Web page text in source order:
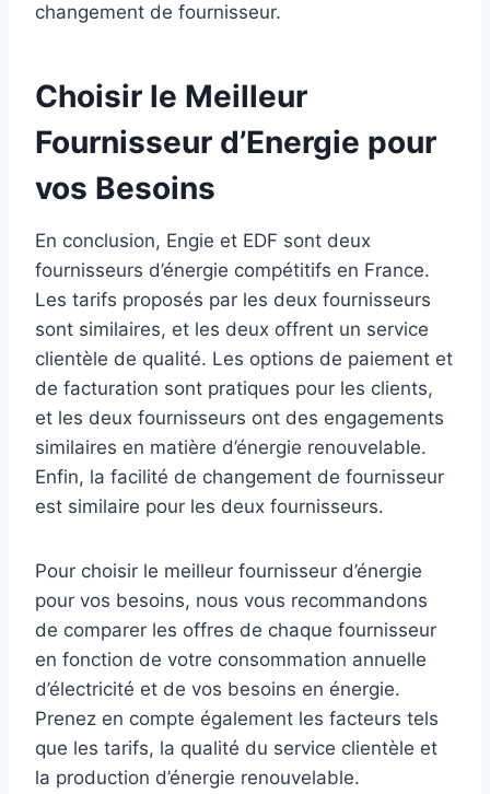
changement de fournisseur.
Choisir le Meilleur
Fournisseur d’Energie pour
vos Besoins
En conclusion, Engie et EDF sont deux
fournisseurs d’énergie compétitifs en France.
Les tarifs proposés par les deux fournisseurs
sont similaires, et les deux offrent un service
clientèle de qualité. Les options de paiement et
de facturation sont pratiques pour les clients,
et les deux fournisseurs ont des engagements
similaires en matière d’énergie renouvelable.
Enfin, la facilité de changement de fournisseur
est similaire pour les deux fournisseurs.
Pour choisir le meilleur fournisseur d’énergie
pour vos besoins, nous vous recommandons
de comparer les offres de chaque fournisseur
en fonction de votre consommation annuelle
d’électricité et de vos besoins en énergie.
Prenez en compte également les facteurs tels
que les tarifs, la qualité du service clientèle et
la production d’énergie renouvelable.